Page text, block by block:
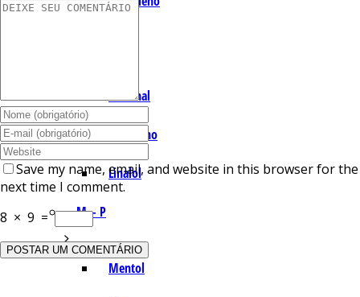
Lemonal
Limoneno
Linalol
M – P
Mentol
Save my name, email, and website in this browser for the
next time I comment.
8 × 9 =